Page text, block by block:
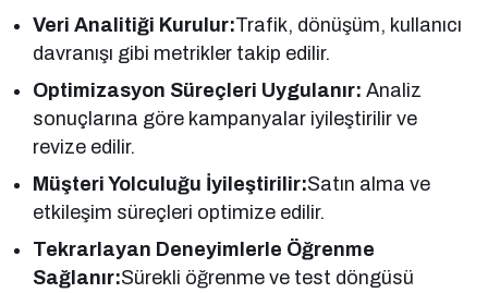
Veri Analitiği Kurulur:Trafik, dönüşüm, kullanıcı
davranışı gibi metrikler takip edilir.
Optimizasyon Süreçleri Uygulanır:Analiz
sonuçlarına göre kampanyalar iyileştirilir ve
revize edilir.
Müşteri Yolculuğu İyileştirilir:Satın alma ve
etkileşim süreçleri optimize edilir.
Tekrarlayan Deneyimlerle Öğrenme
Sağlanır:Sürekli öğrenme ve test döngüsü